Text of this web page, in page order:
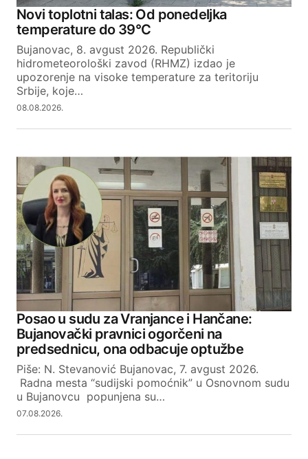
Novi toplotni talas: Od ponedeljka
temperature do 39°C
Bujanovac, 8. avgust 2026. Republički
hidrometeorološki zavod (RHMZ) izdao je
upozorenje na visoke temperature za teritoriju
Srbije, koje…
08.08.2026.
Posao u sudu za Vranjance i Hančane:
Bujanovački pravnici ogorčeni na
predsednicu, ona odbacuje optužbe
Piše: N. Stevanović Bujanovac, 7. avgust 2026.
Radna mesta “sudijski pomoćnik” u Osnovnom sudu
u Bujanovcu popunjena su…
07.08.2026.